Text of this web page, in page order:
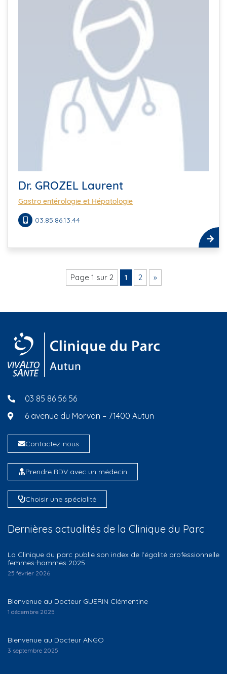
Dr. GROZEL Laurent
Gastro entérologie et Hépatologie
03.85.86.13.44
Page 1 sur 2 1 2 »
03 85 86 56 56
6 avenue du Morvan – 71400 Autun
Contactez-nous
Prendre RDV avec un médecin
Choisir une spécialité
Dernières actualités de la Clinique du Parc
La Clinique du parc publie son index de l’égalité professionnelle
femmes-hommes 2025
25 février 2026
Bienvenue au Docteur GUERIN Clémentine
1 décembre 2025
Bienvenue au Docteur ANGO
3 septembre 2025